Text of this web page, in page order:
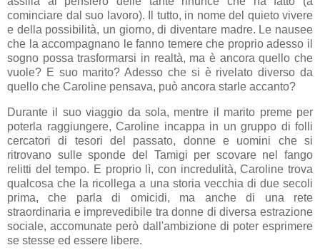
cominciare dal suo lavoro). Il tutto, in nome del quieto vivere
e della possibilità, un giorno, di diventare madre. Le nausee
che la accompagnano le fanno temere che proprio adesso il
sogno possa trasformarsi in realtà, ma è ancora quello che
vuole? E suo marito? Adesso che si è rivelato diverso da
quello che Caroline pensava, può ancora starle accanto?
Durante il suo viaggio da sola, mentre il marito preme per
poterla raggiungere, Caroline incappa in un gruppo di folli
cercatori di tesori del passato, donne e uomini che si
ritrovano sulle sponde del Tamigi per scovare nel fango
relitti del tempo. E proprio lì, con incredulità, Caroline trova
qualcosa che la ricollega a una storia vecchia di due secoli
prima, che parla di omicidi, ma anche di una rete
straordinaria e imprevedibile tra donne di diversa estrazione
sociale, accomunate però dall'ambizione di poter esprimere
se stesse ed essere libere.